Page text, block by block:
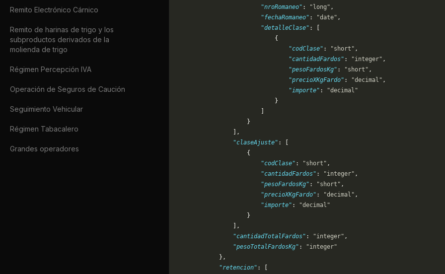
Remito Electrónico Cárnico
Remito de harinas de trigo y los
subproductos derivados de la
molienda de trigo
Régimen Percepción IVA
Operación de Seguros de Caución
Seguimiento Vehicular
Régimen Tabacalero
Grandes operadores
                        "nroRomaneo"
: "long" ,
                        "fechaRomaneo"
: "date" ,
                        "detalleClase"
: [
                            {
                                "codClase"
: "short" ,
                                "cantidadFardos"
: "integer" ,
                                "pesoFardosKg"
: "short" ,
                                "precioXKgFardo"
: "decimal" ,
                                "importe"
:
"decimal"
                            }
                    }
                ],
                "claseAjuste"
: [
                    {
                        "codClase"
: "short" ,
                        "cantidadFardos"
: "integer" ,
                        "pesoFardosKg"
: "short" ,
                        "precioXKgFardo"
: "decimal" ,
                        "importe"
:
"decimal"
                    }
                ],
                "cantidadTotalFardos"
: "integer" ,
                "pesoTotalFardosKg"
:
"integer"
            },
            "retencion"
: [